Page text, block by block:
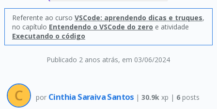
Publicado 2 anos atrás, em 03/06/2024
Referente ao curso VSCode: aprendendo dicas e truques,
no capítulo Entendendo o VSCode do zero e atividade
Executando o código
por Cinthia Saraiva Santos |30.9k xp | 6 posts